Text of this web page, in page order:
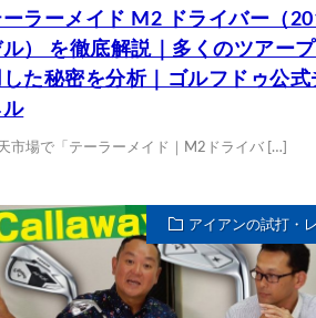
ーラーメイド M2 ドライバー（
ル） を徹底解説｜多くのツアー
した秘密を分析｜ゴルフドゥ公式
市場で「テーラーメイド｜M2ドライバ […]
アイアンの試打・